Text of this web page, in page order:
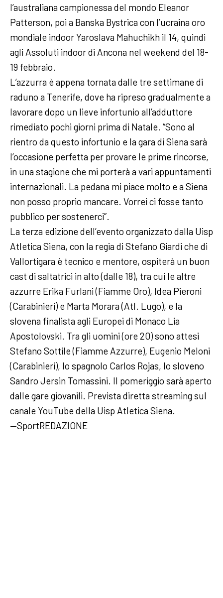
l’australiana campionessa del mondo Eleanor
Patterson, poi a Banska Bystrica con l’ucraina oro
mondiale indoor Yaroslava Mahuchikh il 14, quindi
agli Assoluti indoor di Ancona nel weekend del 18-
19 febbraio.
L’azzurra è appena tornata dalle tre settimane di
raduno a Tenerife, dove ha ripreso gradualmente a
lavorare dopo un lieve infortunio all’adduttore
rimediato pochi giorni prima di Natale. “Sono al
rientro da questo infortunio e la gara di Siena sarà
l’occasione perfetta per provare le prime rincorse,
in una stagione che mi porterà a vari appuntamenti
internazionali. La pedana mi piace molto e a Siena
non posso proprio mancare. Vorrei ci fosse tanto
pubblico per sostenerci”.
La terza edizione dell’evento organizzato dalla Uisp
Atletica Siena, con la regia di Stefano Giardi che di
Vallortigara è tecnico e mentore, ospiterà un buon
cast di saltatrici in alto (dalle 18), tra cui le altre
azzurre Erika Furlani (Fiamme Oro), Idea Pieroni
(Carabinieri) e Marta Morara (Atl. Lugo), e la
slovena finalista agli Europei di Monaco Lia
Apostolovski. Tra gli uomini (ore 20) sono attesi
Stefano Sottile (Fiamme Azzurre), Eugenio Meloni
(Carabinieri), lo spagnolo Carlos Rojas, lo sloveno
Sandro Jersin Tomassini. Il pomeriggio sarà aperto
dalle gare giovanili. Prevista diretta streaming sul
canale YouTube della Uisp Atletica Siena.
—SportREDAZIONE